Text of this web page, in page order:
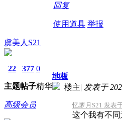
回复
使用道具 举报
虞美人S21
22
主题
377
帖子
0
精华
高级会员
地板
楼主| 发表于
忆萝月S21 发表
这个我有不